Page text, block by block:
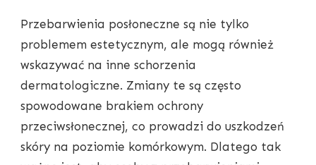
Przebarwienia posłoneczne są nie tylko
problemem estetycznym, ale mogą również
wskazywać na inne schorzenia
dermatologiczne. Zmiany te są często
spowodowane brakiem ochrony
przeciwsłonecznej, co prowadzi do uszkodzeń
skóry na poziomie komórkowym. Dlatego tak